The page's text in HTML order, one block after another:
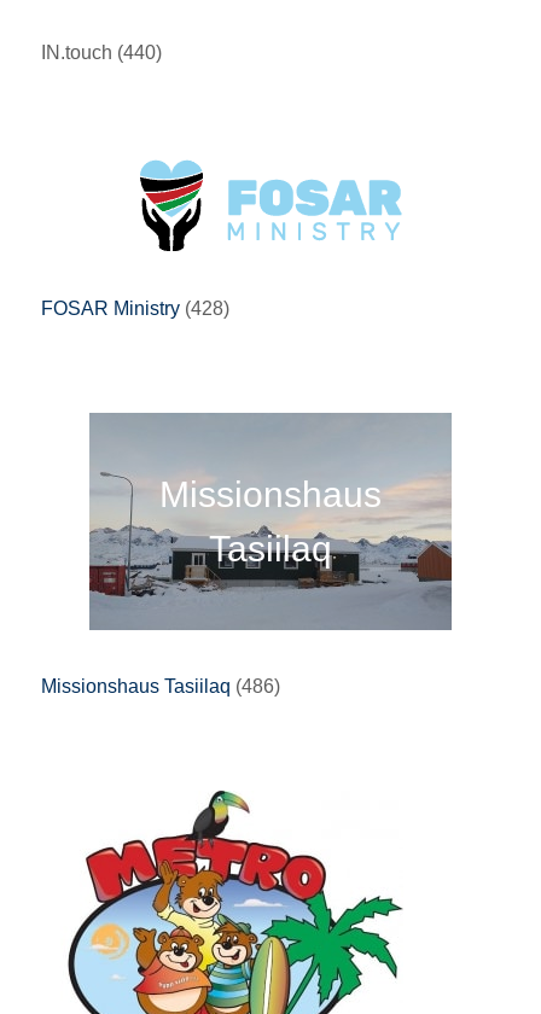
IN.touch (440)
FOSAR Ministry(428)
Missionshaus
Tasiilaq
Missionshaus Tasiilaq (486)